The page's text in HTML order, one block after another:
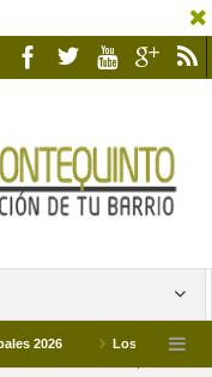
Los Campus de